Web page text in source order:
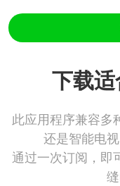
下载
此应用程序兼容多
还是智能电
通过一次订阅，即